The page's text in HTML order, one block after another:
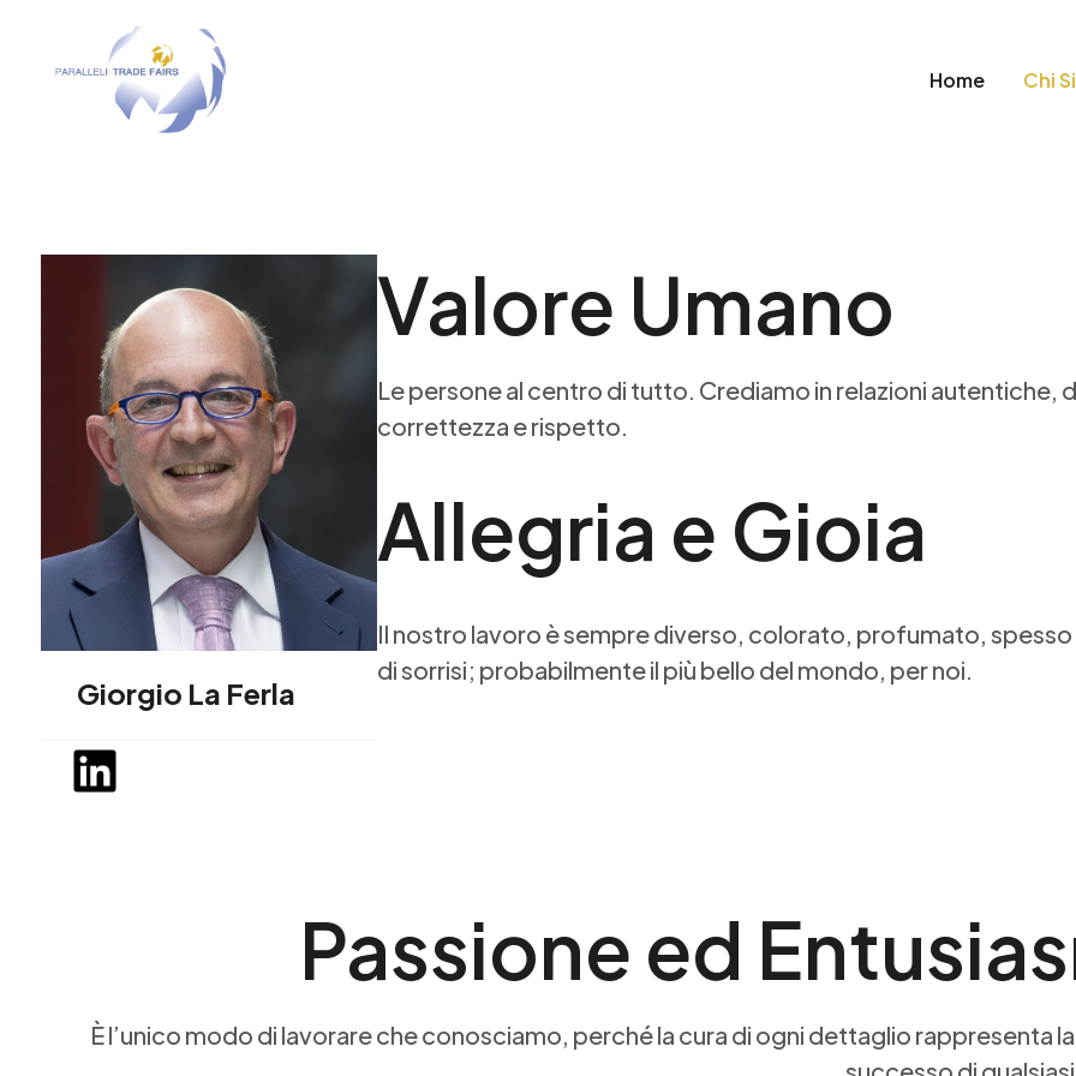
Home Chi
Giorgio La Ferla
Valore Umano
Le persone al centro di tutto. Crediamo in relazioni autentiche,
correttezza e rispetto.
Allegria e Gioia
Il nostro lavoro è sempre diverso, colorato, profumato, spesso
di sorrisi; probabilmente il più bello del mondo, per noi.
Passione ed
È l’unico modo di lavorare che conosciamo, perché la cura di ogni dettaglio rappresenta